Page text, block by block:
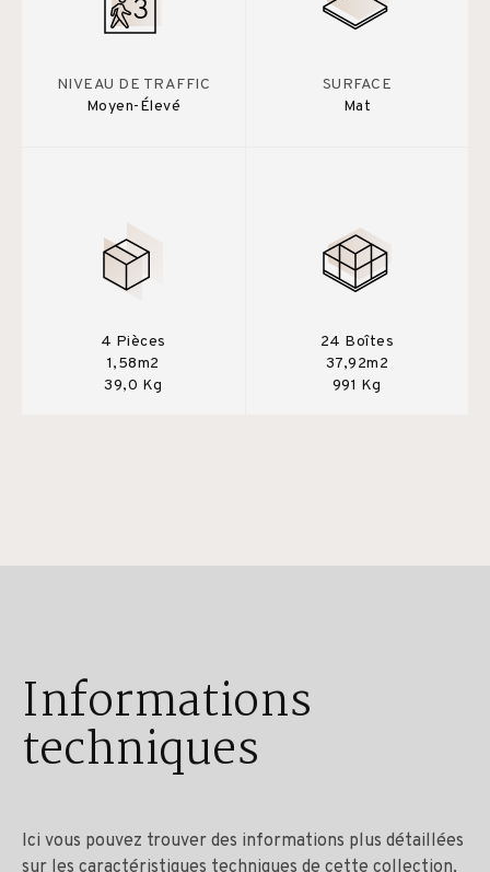
NIVEAU DE TRAFFIC
Moyen-Élevé
SURFACE
Mat
4 Pièces
1,58m2
39,0 Kg
24 Boîtes
37,92m2
991 Kg
Informations
techniques
Ici vous pouvez trouver des informations plus détaillées
sur les caractéristiques techniques de cette collection,